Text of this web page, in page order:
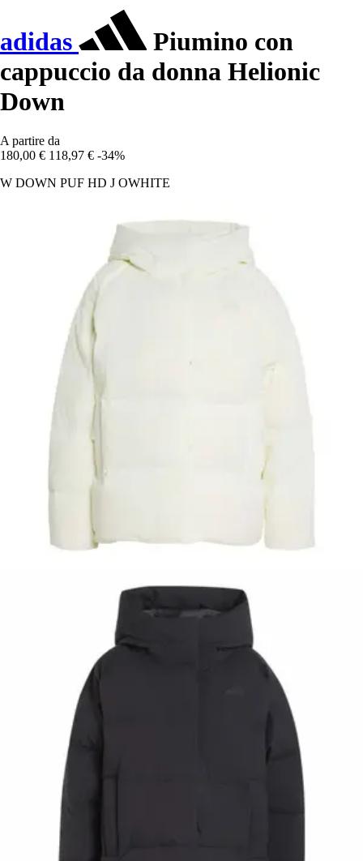
adidas
Piumino con
cappuccio da donna Helionic
Down
A partire da
180,00 € 118,97 € -34%
W DOWN PUF HD J OWHITE